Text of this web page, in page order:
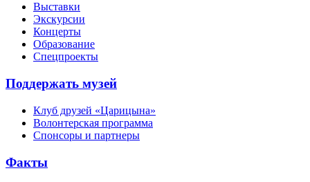
Выставки
Экскурсии
Концерты
Образование
Спецпроекты
Поддержать музей
Клуб друзей «Царицына»
Волонтерская программа
Спонсоры и партнеры
Факты